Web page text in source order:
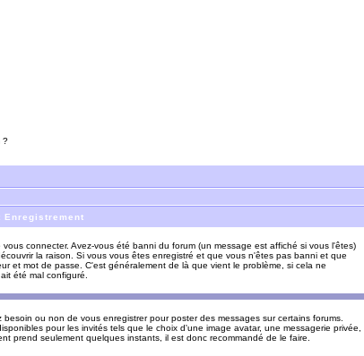
?
Enregistrement
connecter. Avez-vous été banni du forum (un message est affiché si vous l'êtes)
la raison. Si vous vous êtes enregistré et que vous n'êtes pas banni et que
et mot de passe. C'est généralement de là que vient le problème, si cela ne
été mal configuré.
ou non de vous enregistrer pour poster des messages sur certains forums.
pour les invités tels que le choix d'une image avatar, une messagerie privée,
prend seulement quelques instants, il est donc recommandé de le faire.